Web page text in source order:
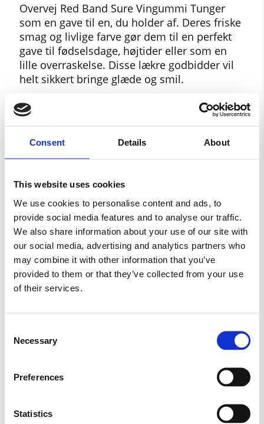
Consent Details About
This website uses cookies
We use cookies to personalise content and ads, to
provide social media features and to analyse our traffic.
We also share information about your use of our site with
our social media, advertising and analytics partners who
may combine it with other information that you’ve
provided to them or that they’ve collected from your use
of their services.
Selection
Necessary
Preferences
Statistics
Overvej Red Band Sure Vingummi Tunger
som en gave til en, du holder af. Deres friske
smag og livlige farve gør dem til en perfekt
gave til fødselsdage, højtider eller som en
lille overraskelse. Disse lækre godbidder vil
helt sikkert bringe glæde og smil.
Bestil Nu hos Slikaway
Tunger og lad disse friske, syrlige godbidder
blive en del af dine specielle øjeblikke og
mærk forskellen med hver eneste bid. Gør
din dag lidt sødere med Red Band Sure
Vingummi Tunger!
INDHOLD
Sukker, glucosesirup, modificeret stivelse,
stivelse, gelatine, syrer: æblesyre,
curcumin.
FEDT